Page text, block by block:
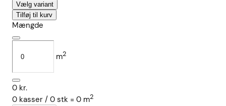
Vælg variant
Tilføj til kurv
Mængde
m2
0 kr.
0 kasser / 0 stk = 0 m2